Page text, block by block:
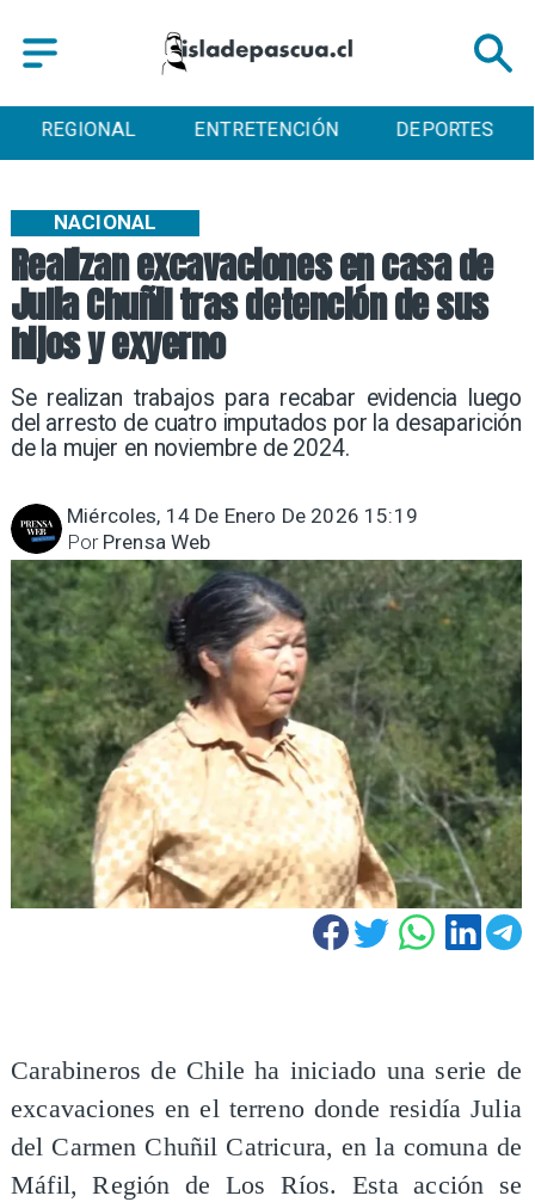
ENTRETENCIÓN DEPORTES CULTURA
Realizan excavaciones en casa de
Julia Chuñil tras detención de sus
hijos y exyerno
Se realizan trabajos para recabar evidencia luego
del arresto de cuatro imputados por la desaparición
de la mujer en noviembre de 2024.
NACIONAL
Miércoles, 14 De Enero De 2026 15:19
Prensa Web
Por
Carabineros de Chile ha iniciado una serie de
excavaciones en el terreno donde residía Julia
del Carmen Chuñil Catricura, en la comuna de
Máfil, Región de Los Ríos. Esta acción se